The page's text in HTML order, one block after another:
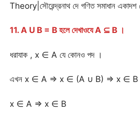
Theory|সৌরেন্দ্রনাথ দে গণিত সমাধান একাদশ
11. A U B = B হলে দেখাওযে A ⊆ B ।
ধরাযাক , x ∈ A যে কোনও পদ ।
এখন x ∈ A ⇒ x ∈ (A ∪ B) ⇒ x ∈ B
x ∈ A ⇒ x ∈ B